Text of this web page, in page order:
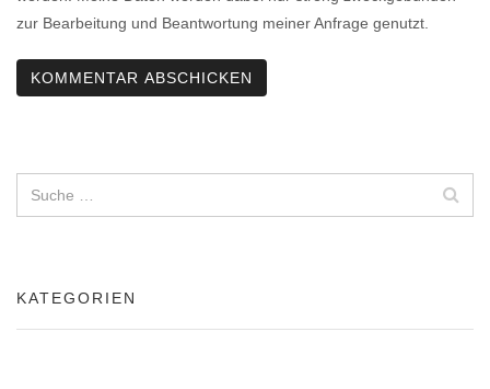
zur Bearbeitung und Beantwortung meiner Anfrage genutzt.
KATEGORIEN